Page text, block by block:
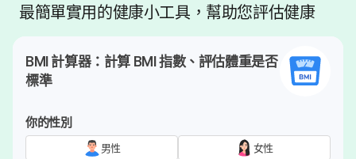
最簡單實用的健康小工具，幫助您評估健康
BMI 計算器：計算 BMI 指數、評估體重是否
標準
你的性別
男性 女性